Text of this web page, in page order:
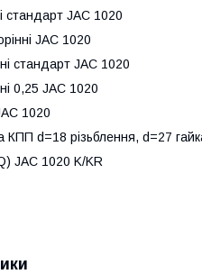
стандарт JAC 1020
JAC 1020
стандарт JAC 1020
0,25 JAC 1020
1020
КПП d=18 різьблення, d=27
JAC 1020 K/KR